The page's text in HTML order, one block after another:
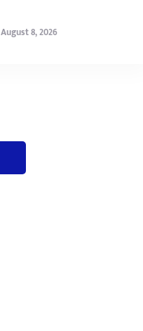
August 8, 2026